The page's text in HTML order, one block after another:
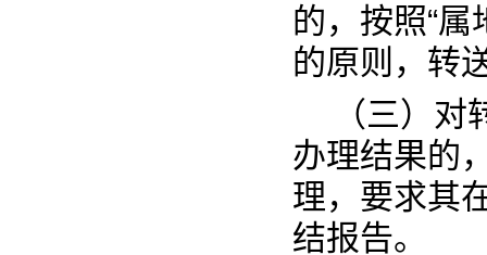
的，按照“
的原则，转
（三）
办理结果的
理，要求其
结报告。